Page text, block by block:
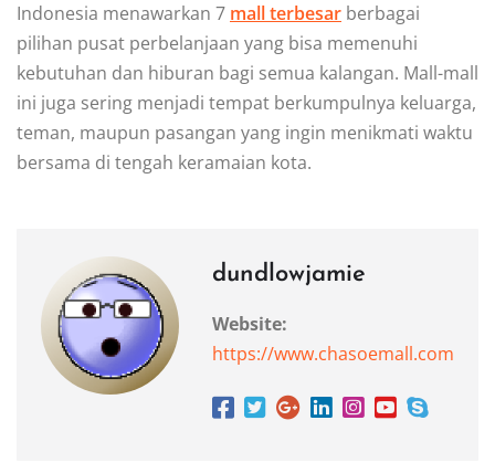
Indonesia menawarkan 7 mall terbesar berbagai
pilihan pusat perbelanjaan yang bisa memenuhi
kebutuhan dan hiburan bagi semua kalangan. Mall-mall
ini juga sering menjadi tempat berkumpulnya keluarga,
teman, maupun pasangan yang ingin menikmati waktu
bersama di tengah keramaian kota.
dundlowjamie
Website:
https://www.chasoemall.com